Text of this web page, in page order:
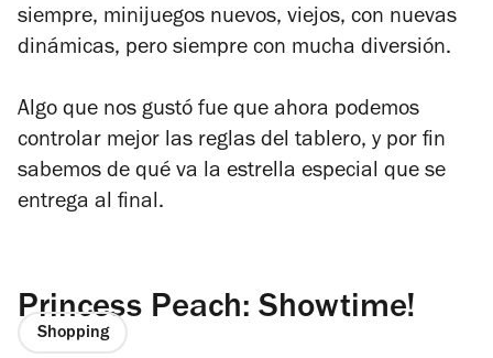
siempre, minijuegos nuevos, viejos, con nuevas
dinámicas, pero siempre con mucha diversión.
Algo que nos gustó fue que ahora podemos
controlar mejor las reglas del tablero, y por fin
sabemos de qué va la estrella especial que se
entrega al final.
Princess Peach: Showtime!
Shopping